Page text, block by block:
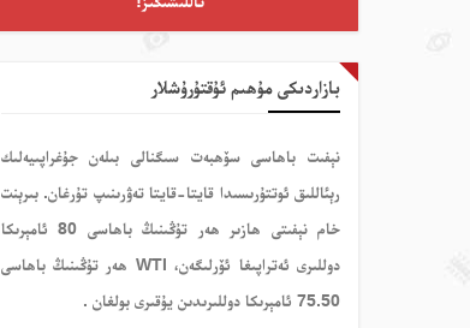
بازاردىكى مۇھىم ئۇقتۇرۇشلار
نېفىت باھاسى سۆھبەت سىگنالى بىلەن جۇغراپىيەلىك
رېئاللىق ئوتتۇرىسىدا قايتا-قايتا تەۋرىنىپ تۇرغان. بىرېنت
خام نېفىتى ھازىر ھەر تۇڭىنىڭ باھاسى 80 ئامېرىكا
دوللىرى ئەتراپىغا ئۆرلىگەن، WTI ھەر تۇڭىنىڭ باھاسى
75.50 ئامېرىكا دوللىرىدىن يۇقىرى بولغان .